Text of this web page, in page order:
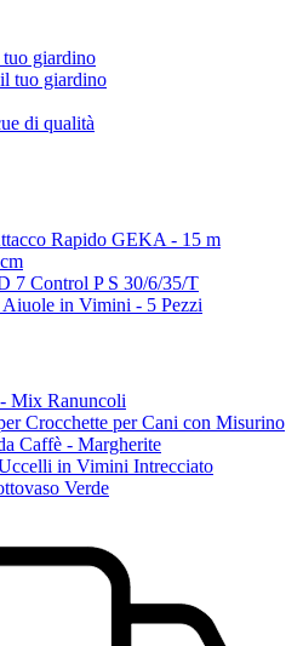
giardino
tuo giardino
di qualità
Rapido GEKA - 15 m
7 Control P S 30/6/35/T
in Vimini - 5 Pezzi
Mix Ranuncoli
Crocchette per Cani con Misurino
Caffè - Margherite
in Vimini Intrecciato
Verde